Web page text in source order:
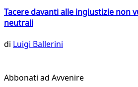
Tacere davanti alle ingiustizie non
neutrali
di Luigi Ballerini
Abbonati ad Avvenire